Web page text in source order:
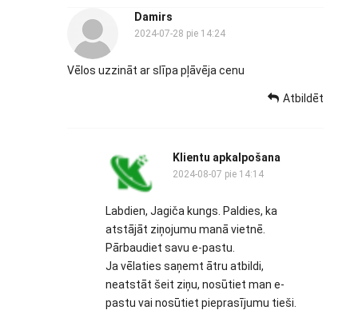
Damirs
2024-07-28 pie 14:24
Vēlos uzzināt ar slīpa pļāvēja cenu
Atbildēt
Klientu apkalpošana
2024-08-07 pie 14:14
Labdien, Jagiča kungs. Paldies, ka
atstājāt ziņojumu manā vietnē.
Pārbaudiet savu e-pastu.
Ja vēlaties saņemt ātru atbildi,
neatstāt šeit ziņu, nosūtiet man e-
pastu vai nosūtiet pieprasījumu tieši.